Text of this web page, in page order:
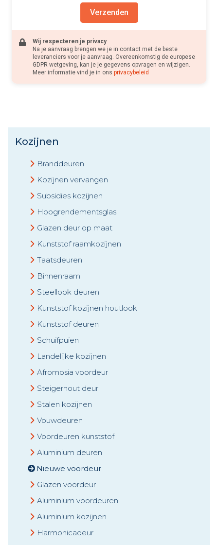
Verzenden
Wij respecteren je privacy
Na je aanvraag brengen we je in contact met de beste
leveranciers voor je aanvraag. Overeenkomstig de europese
GDPR wetgeving, kan je je gegevens opvragen en wijzigen.
Meer informatie vind je in ons privacybeleid
Kozijnen
Branddeuren
Kozijnen vervangen
Subsidies kozijnen
Hoogrendementsglas
Glazen deur op maat
Kunststof raamkozijnen
Taatsdeuren
Binnenraam
Steellook deuren
Kunststof kozijnen houtlook
Kunststof deuren
Schuifpuien
Landelijke kozijnen
Afromosia voordeur
Steigerhout deur
Stalen kozijnen
Vouwdeuren
Voordeuren kunststof
Aluminium deuren
Nieuwe voordeur
Glazen voordeur
Aluminium voordeuren
Aluminium kozijnen
Harmonicadeur